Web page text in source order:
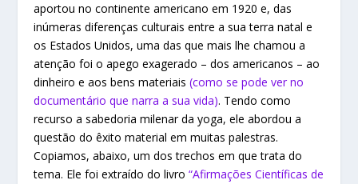
aportou no continente americano em 1920 e, das
inúmeras diferenças culturais entre a sua terra natal e
os Estados Unidos, uma das que mais lhe chamou a
atenção foi o apego exagerado – dos americanos – ao
dinheiro e aos bens materiais(como se pode ver no
documentário que narra a sua vida). Tendo como
recurso a sabedoria milenar da yoga, ele abordou a
questão do êxito material em muitas palestras.
Copiamos, abaixo, um dos trechos em que trata do
tema. Ele foi extraído do livro“Afirmações Científicas de